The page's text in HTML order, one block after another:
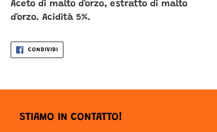
Aceto di malto d'orzo, estratto di malto
d'orzo. Acidità 5%.
CONDIVIDICONDIVIDI
FACEBOOK
STIAMO IN CONTATTO!